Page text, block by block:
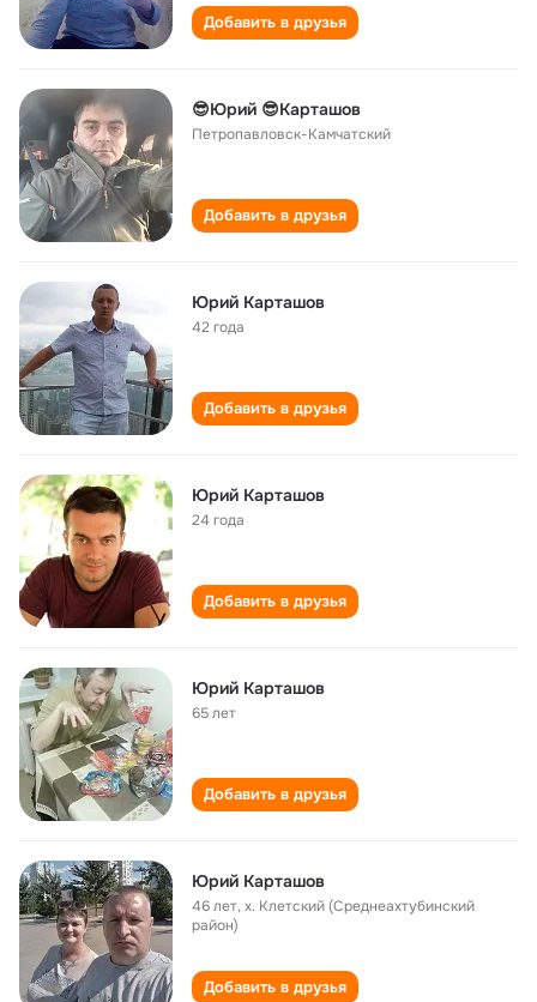
Добавить в друзья
😎Юрий 😎Карташов
Петропавловск-Камчатский
Добавить в друзья
Юрий Карташов
42 года
Добавить в друзья
Юрий Карташов
24 года
Добавить в друзья
Юрий Карташов
65 лет
Добавить в друзья
Юрий Карташов
46 лет,х. Клетский (Среднеахтубинский
район)
Добавить в друзья